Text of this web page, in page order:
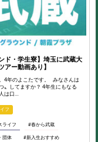
ド・学生寮】埼玉に武蔵大
アー動画あり】
4年のよこたです。 みなさんは
〟してますか？ 4年生にもなる
は口…
フ
ライフ #春から武蔵
団体 #新入生おすすめ